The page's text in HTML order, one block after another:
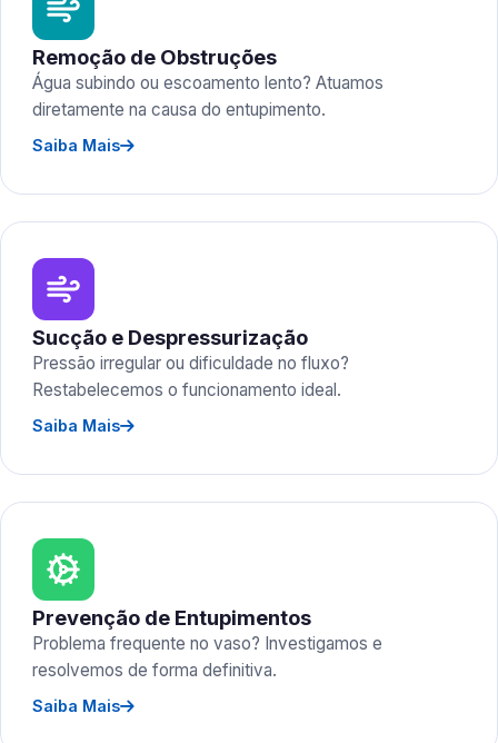
Remoção de Obstruções
Água subindo ou escoamento lento? Atuamos
diretamente na causa do entupimento.
Saiba Mais
Sucção e Despressurização
Pressão irregular ou dificuldade no fluxo?
Restabelecemos o funcionamento ideal.
Saiba Mais
Prevenção de Entupimentos
Problema frequente no vaso? Investigamos e
resolvemos de forma definitiva.
Saiba Mais